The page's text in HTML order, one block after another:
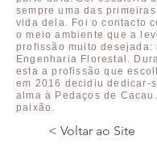
sempre uma das
vida dela. Foi o contacto
o meio ambiente que a
profissão muito desejada:
Engenharia Florestal.
esta a profissão que
em 2016 decidiu dedicar-
alma à Pedaços de
paixão.
< Voltar ao Site